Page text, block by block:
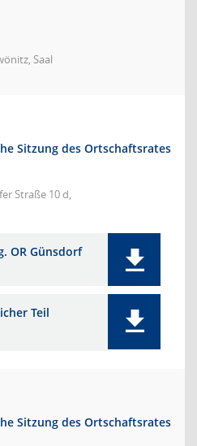
Saal
Sitzung des Ortschaftsrates
Straße 10 d,
OR Günsdorf
Teil
Sitzung des Ortschaftsrates